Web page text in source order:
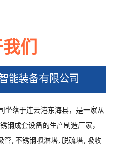
崇明脱硫湿电一体设备
们
能装备有限公司
坐落于连云港东海县，是一家从
钢成套设备的生产制造厂家，
管,不锈钢喷淋塔,脱硫塔,吸收